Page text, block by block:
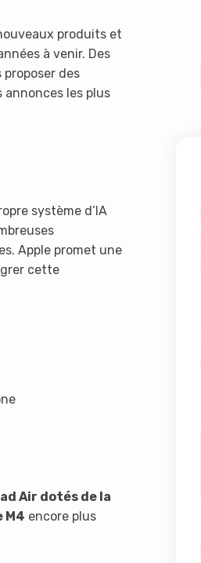
produits et
à venir. Des
des
annonces les plus
système d’IA
Apple promet une
cette
Air dotés de la
M4 encore plus